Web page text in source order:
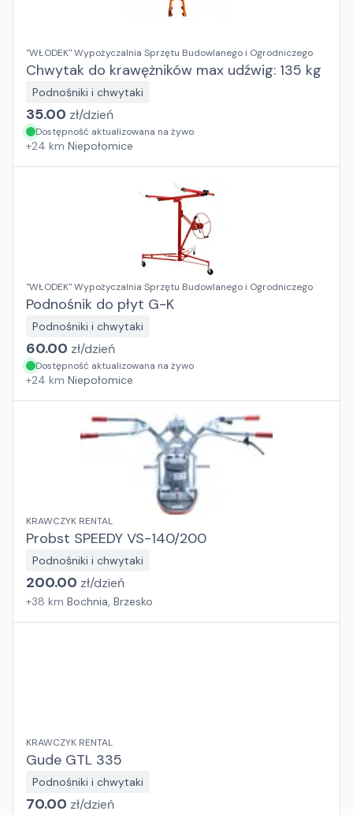
"WŁODEK" Wypożyczalnia Sprzętu Budowlanego i Ogrodniczego
Chwytak do krawężników max udźwig: 135 kg
Podnośniki i chwytaki
35.00 zł/dzień
Dostępność aktualizowana na żywo
+24 km Niepołomice
"WŁODEK" Wypożyczalnia Sprzętu Budowlanego i Ogrodniczego
Podnośnik do płyt G-K
Podnośniki i chwytaki
60.00 zł/dzień
Dostępność aktualizowana na żywo
+24 km Niepołomice
KRAWCZYK RENTAL
Probst SPEEDY VS-140/200
Podnośniki i chwytaki
200.00 zł/dzień
+38 km Bochnia, Brzesko
KRAWCZYK RENTAL
Gude GTL 335
Podnośniki i chwytaki
70.00 zł/dzień